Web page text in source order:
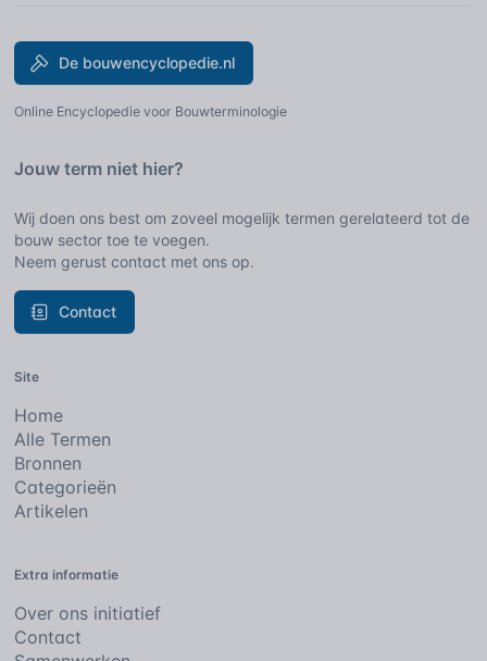
De bouwencyclopedie.nl
Online Encyclopedie voor Bouwterminologie
Jouw term niet hier?
Wij doen ons best om zoveel mogelijk termen gerelateerd tot de
bouw sector toe te voegen.
Neem gerust contact met ons op.
Contact
Site
Home
Alle Termen
Bronnen
Categorieën
Artikelen
Extra informatie
Over ons initiatief
Contact